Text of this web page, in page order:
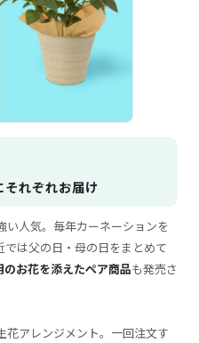
れぞれお届け
い人気。毎年カーネーションを
は父の日・母の日をまとめて
のお花を添えたペア商品も発売さ
花アレンジメント。一回注文す